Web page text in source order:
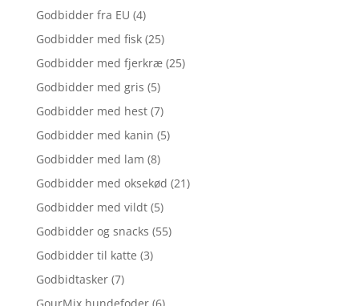
Godbidder fra EU (4)
Godbidder med fisk (25)
Godbidder med fjerkræ (25)
Godbidder med gris (5)
Godbidder med hest (7)
Godbidder med kanin (5)
Godbidder med lam (8)
Godbidder med oksekød (21)
Godbidder med vildt (5)
Godbidder og snacks (55)
Godbidder til katte (3)
Godbidtasker (7)